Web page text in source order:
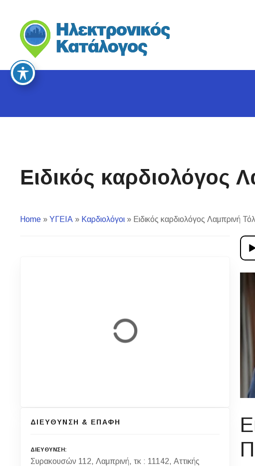
Ειδικός καρδιολόγος
Home » ΥΓΕΙΑ » Καρδιολόγοι » Ειδικός καρδιολόγος Λαμπρινή
ΔΙΕΥΘΥΝΣΗ & ΕΠΑΦΗ
ΔΙΕΥΘΥΝΣΗ
Συρακουσών 112, Λαμπρινή, τκ : 11142, Αττικής